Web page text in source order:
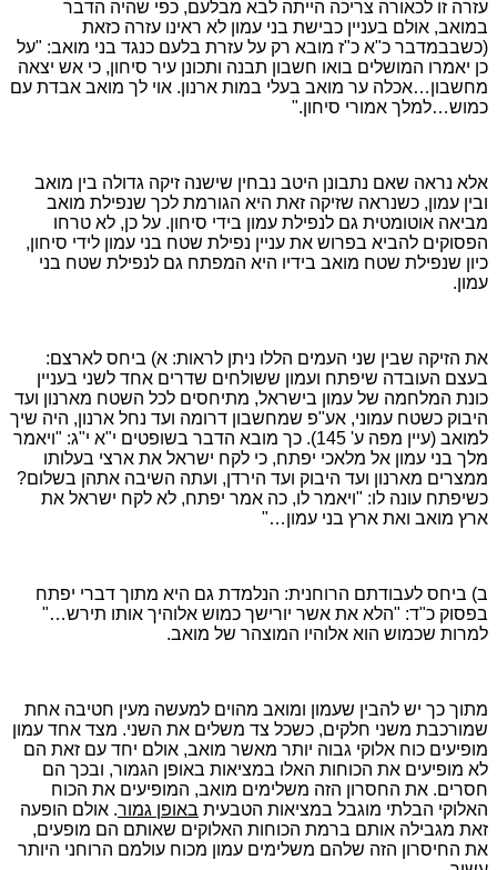
עזרה זו לכאורה צריכה הייתה לבא מבלעם, כפי שהיה הדבר
במואב, אולם בעניין כבישת בני עמון לא ראינו עזרה כזאת
(כשבבמדבר כ"א כ"ז מובא רק על עזרת בלעם כנגד בני מואב: "על
כן יאמרו המושלים בואו חשבון תבנה ותכונן עיר סיחון, כי אש יצאה
מחשבון…אכלה ער מואב בעלי במות ארנון. אוי לך מואב אבדת עם
כמוש…למלך אמורי סיחון."
אלא נראה שאם נתבונן היטב נבחין שישנה זיקה גדולה בין מואב
ובין עמון, כשנראה שזיקה זאת היא הגורמת לכך שנפילת מואב
מביאה אוטומטית גם לנפילת עמון בידי סיחון. על כן, לא טרחו
הפסוקים להביא בפרוש את עניין נפילת שטח בני עמון לידי סיחון,
כיון שנפילת שטח מואב בידיו היא המפתח גם לנפילת שטח בני
עמון.
את הזיקה שבין שני העמים הללו ניתן לראות: א) ביחס לארצם:
בעצם העובדה שיפתח ועמון ששולחים שדרים אחד לשני בעניין
כונת המלחמה של עמון בישראל, מתיחסים לכל השטח מארנון ועד
היבוק כשטח עמוני, אע"פ שמחשבון דרומה ועד נחל ארנון, היה שיך
למואב (עיין מפה ע' 145). כך מובא הדבר בשופטים י"א י"ג: "ויאמר
מלך בני עמון אל מלאכי יפתח, כי לקח ישראל את ארצי בעלותו
ממצרים מארנון ועד היבוק ועד הירדן, ועתה השיבה אתהן בשלום?
כשיפתח עונה לו: "ויאמר לו, כה אמר יפתח, לא לקח ישראל את
ארץ מואב ואת ארץ בני עמון…"
ב) ביחס לעבודתם הרוחנית: הנלמדת גם היא מתוך דברי יפתח
בפסוק כ"ד: "הלא את אשר יורישך כמוש אלוהיך אותו תירש…"
למרות שכמוש הוא אלוהיו המוצהר של מואב.
מתוך כך יש להבין שעמון ומואב מהוים למעשה מעין חטיבה אחת
שמורכבת משני חלקים, כשכל צד משלים את השני. מצד אחד עמון
מופיעים כוח אלוקי גבוה יותר מאשר מואב, אולם יחד עם זאת הם
לא מופיעים את הכוחות האלו במציאות באופן הגמור, ובכך הם
חסרים. את החסרון הזה משלימים מואב, המופיעים את הכוח
האלוקי הבלתי מוגבל במציאות הטבעית באופן גמור. אולם הופעה
זאת מגבילה אותם ברמת הכוחות האלוקים שאותם הם מופעים,
את החיסרון הזה שלהם משלימים עמון מכוח עולמם הרוחני היותר